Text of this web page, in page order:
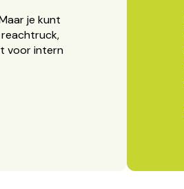
je kunt
voor intern